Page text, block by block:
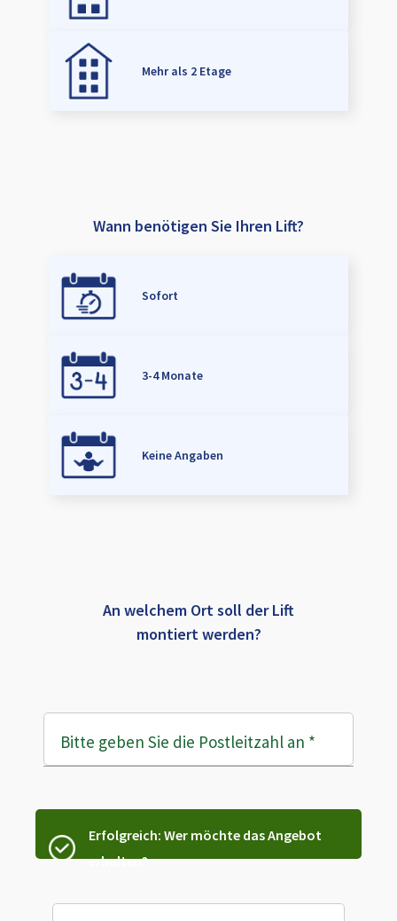
Mehr als 2 Etage
Wann benötigen Sie Ihren Lift?
Sofort
3-4 Monate
Keine Angaben
An welchem Ort soll der Lift
montiert werden?
Bitte geben Sie die Postleitzahl an *
Erfolgreich: Wer möchte das Angebot
erhalten?